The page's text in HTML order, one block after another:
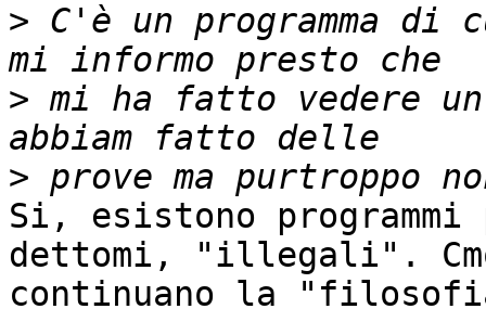
> C'è un programma di
> mi ha fatto vedere
>
Si, esistono
dettomi, "illegali".
continuano la